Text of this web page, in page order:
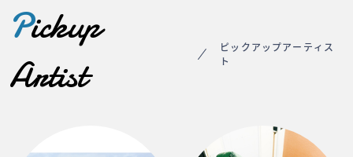
Pickup
Artist
ピックアップアーティス
ト